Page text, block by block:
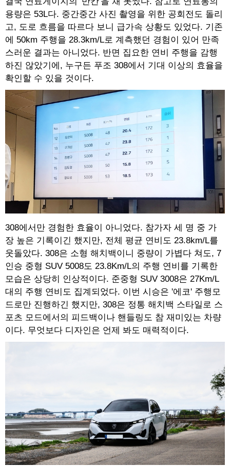
용량은 53L다. 중간중간 사진 촬영을 위한 공회전도 돌리
고, 도로 흐름을 따르다 보니 급가속 상황도 있었다. 기존
에 50km 주행을 28.3km/L로 계측했던 경험이 있어 만족
스러운 결과는 아니었다. 반면 집요한 연비 주행을 감행
하진 않았기에, 누구든 푸조 308에서 기대 이상의 효율을
확인할 수 있을 것이다.
308에서만 경험한 효율이 아니었다. 참가자 세 명 중 가
장 높은 기록이긴 했지만, 전체 평균 연비도 23.8km/L를
웃돌았다. 308은 소형 해치백이니 중량이 가볍다 쳐도, 7
인승 중형 SUV 5008도 23.8Km/L의 주행 연비를 기록한
모습은 상당히 인상적이다. 준중형 SUV 3008은 27Km/L
대의 주행 연비도 집계되었다. 이번 시승은 '에코' 주행모
드로만 진행하긴 했지만, 308은 정통 해치백 스타일로 스
포츠 모드에서의 피드백이나 핸들링도 참 재미있는 차량
이다. 무엇보다 디자인은 언제 봐도 매력적이다.